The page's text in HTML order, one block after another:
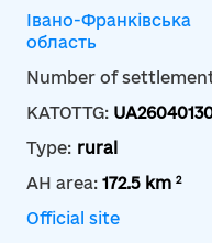
Івано-Франківська
область
Number of
KATOTTG:
Type: rural
AH area: 172.5 km 2
Official site